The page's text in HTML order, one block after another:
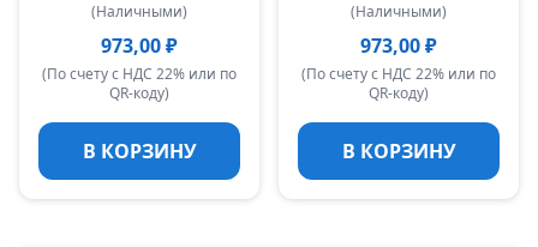
(Наличными)
973,00 ₽
(По счету с НДС 22% или по
QR-коду)
В КОРЗИНУ
(Наличными)
973,00 ₽
(По счету с НДС 22% или по
QR-коду)
В КОРЗИНУ